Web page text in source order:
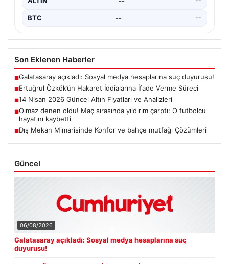
BTC -- --
Son Eklenen Haberler
■Galatasaray açıkladı: Sosyal medya hesaplarına suç duyurusu!
■Ertuğrul Özkök’ün Hakaret İddialarına İfade Verme Süreci
■14 Nisan 2026 Güncel Altın Fiyatları ve Analizleri
■Olmaz denen oldu! Maç sırasında yıldırım çarptı: O futbolcu
hayatını kaybetti
■Dış Mekan Mimarisinde Konfor ve bahçe mutfağı Çözümleri
Güncel
06/08/2026
Galatasaray açıkladı: Sosyal medya hesaplarına suç
duyurusu!